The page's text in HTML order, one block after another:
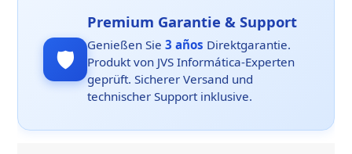
🛡️
Premium Garantie & Support
Genießen Sie3 años Direktgarantie.
Produkt von JVS Informática-Experten
geprüft. Sicherer Versand und
technischer Support inklusive.